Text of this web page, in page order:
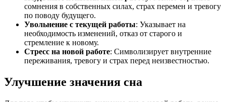
сомнения в собственных силах, страх перемен и тревогу
по поводу будущего.
Увольнение с текущей работы: Указывает на
необходимость изменений, отказ от старого и
стремление к новому.
Стресс на новой работе: Символизирует внутренние
переживания, тревогу и страх перед неизвестностью.
Улучшение значения сна